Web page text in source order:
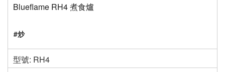
Blueflame RH4 煮食爐
#炒
型號: RH4